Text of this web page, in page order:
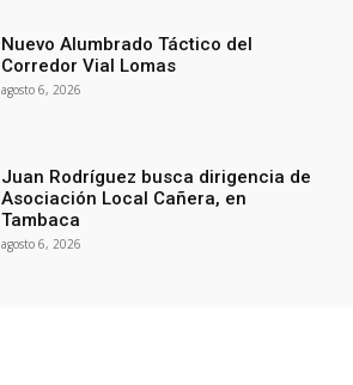
Nuevo Alumbrado Táctico del
Corredor Vial Lomas
agosto 6, 2026
Juan Rodríguez busca dirigencia de
Asociación Local Cañera, en
Tambaca
agosto 6, 2026